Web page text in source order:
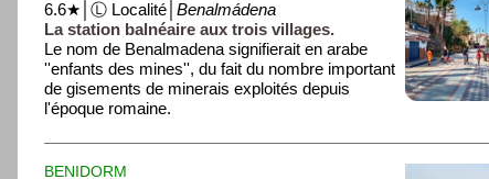
6.6★│Ⓛ Localité│Benalmádena
La station balnéaire aux trois villages.
Le nom de Benalmadena signifierait en arabe
''enfants des mines'', du fait du nombre important
de gisements de minerais exploités depuis
l'époque romaine.
BENIDORM